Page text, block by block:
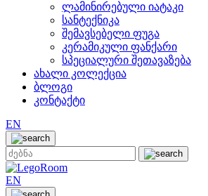
ლამინირებული იატაკი
სანტექნიკა
შემავსებელი ფუგა
კერამიკული ფანქარი
სპეციალური შეთავაზება
ახალი კოლექცია
ბლოგი
კონტაქტი
EN
EN